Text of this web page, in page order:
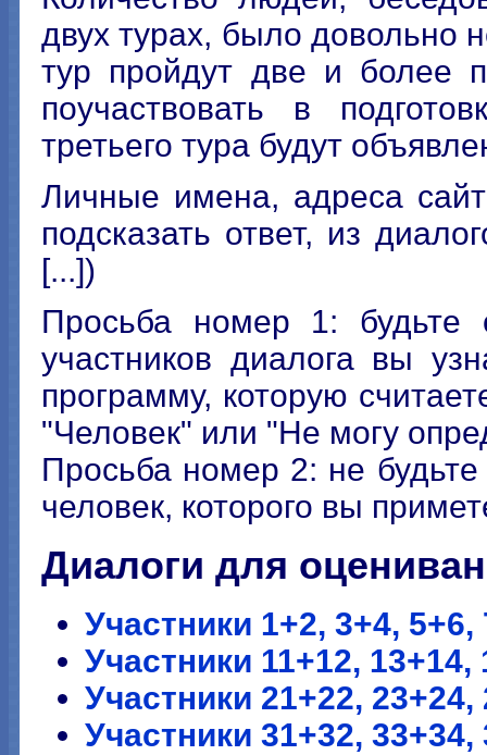
двух турах, было довольно
тур пройдут две и более
поучаствовать в
третьего тура будут
Личные имена, адреса
подсказать ответ, из
[...])
Просьба номер 1:
участников диалога вы
программу, которую
"Человек" или "Не могу
Просьба номер 2: не
человек, которого вы
Диалоги для
Участники 1+2, 3+4, 5+6,
Участники 11+12, 13+14,
Участники 21+22,
Участники 31+32,